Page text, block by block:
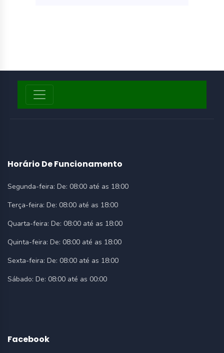
Horário De Funcionamento
Segunda-feira: De: 08:00 até as 18:00
Terça-feira: De: 08:00 até as 18:00
Quarta-feira: De: 08:00 até as 18:00
Quinta-feira: De: 08:00 até as 18:00
Sexta-feira: De: 08:00 até as 18:00
Sábado: De: 08:00 até as 00:00
Facebook